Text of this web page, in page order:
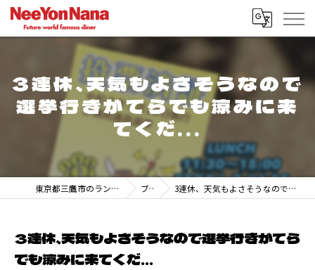
3連休、天気もよさそうなので
選挙行きがてらでも涼みに来
てくだ...
東京都三鷹市のランチなら247 DINER MITAKA ブログ 3連休、天気もよさそうなので選挙行きがてらでも涼みに来てくだ...
3連休、天気もよさそうなので選挙行きがてら
でも涼みに来てくだ...